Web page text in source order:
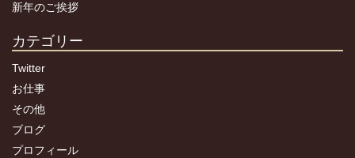
新年のご挨拶
カテゴリー
Twitter
お仕事
その他
ブログ
プロフィール